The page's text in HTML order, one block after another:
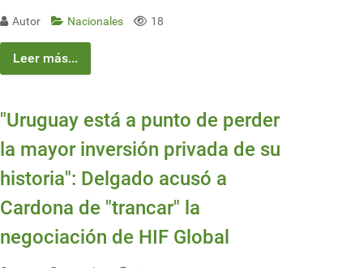
Autor Nacionales 18
Leer más...
"Uruguay está a punto de perder
la mayor inversión privada de su
historia": Delgado acusó a
Cardona de "trancar" la
negociación de HIF Global